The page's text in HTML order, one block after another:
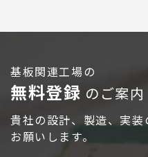
基板関連工場の
無料登録 のご案内
貴社の設計、製造、実
お願いします。